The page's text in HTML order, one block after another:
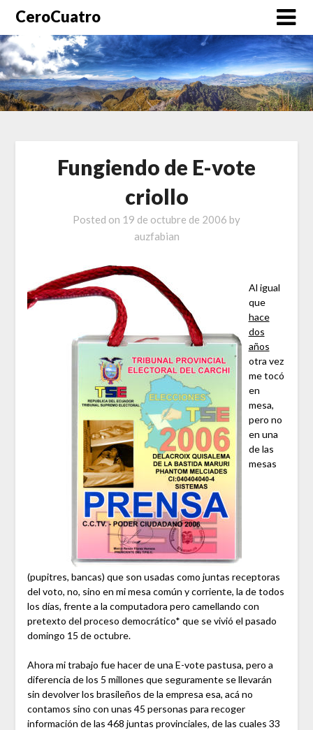
CeroCuatro
Fungiendo de E-vote
criollo
Posted on 19 de octubre de 2006 by
auzfabian
Al igual
que
hace
dos
años
otra vez
me tocó
en
mesa,
pero no
en una
de las
mesas
(pupitres, bancas) que son usadas como juntas receptoras
del voto, no, sino en mi mesa común y corriente, la de todos
los días, frente a la computadora pero camellando con
pretexto del proceso democrático* que se vivió el pasado
domingo 15 de octubre.
Ahora mi trabajo fue hacer de una E-vote pastusa, pero a
diferencia de los 5 millones que seguramente se llevarán
sin devolver los brasileños de la empresa esa, acá no
contamos sino con unas 45 personas para recoger
información de las 468 juntas provinciales, de las cuales 33